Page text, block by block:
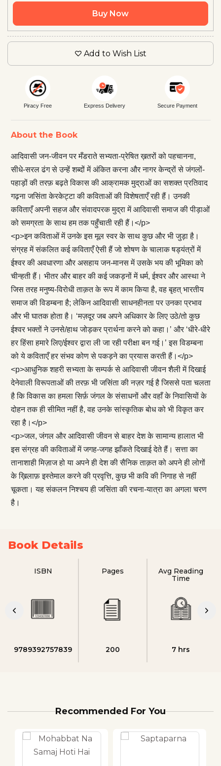
Buy Now
Add to Wish List
Piracy Free Express Delivery Secure Payment
About the Book
आदिवासी जन-जीवन पर मँडराते सभ्यता-प्रेषित ख़तरों को पहचानना,
सीधे-सरल ढंग से उन्हें शब्दों में अंकित करना और नागर केन्द्रों से जंगलों-
पहाड़ों की तरफ़ बढ़ते विकास की आक्रामक मुद्राओं का सशक्त प्रतिवाद
गढ़ना जसिंता केरकेट्टा की कविताओं की विशेषताएँ रही हैं। उनकी
कविताएँ अपनी सहज और संवादपरक मुद्रा में आदिवासी समाज की पीड़ाओं
को समग्रता के साथ हम तक पहुँचाती रही हैं।</p>
<p>इन कविताओं में उनके इस मूल स्वर के साथ कुछ और भी जुड़ा है।
संग्रह में संकलित कई कविताएँ ऐसी हैं जो शोषण के चालाक षड्यंत्रों में
ईश्वर की अवधारणा और असहाय जन-मानस में उसके भय की भूमिका को
चीन्हती हैं। भीतर और बाहर की कई जकड़नों में धर्म, ईश्वर और आस्था ने
जिस तरह मनुष्य-विरोधी ताक़त के रूप में काम किया है, वह बृहत् भारतीय
समाज की विडम्बना है; लेकिन आदिवासी साधनहीनता पर उनका प्रभाव
और भी घातक होता है। ‘मज़दूर जब अपने अधिकार के लिए उठे/तो कुछ
ईश्वर भक्तों ने उनसे/हाथ जोड़कर प्रार्थना करने को कहा।’ और ‘धीरे-धीरे
हर हिंसा हमारे लिए/ईश्वर द्वारा ली जा रही परीक्षा बन गई।’ इस विडम्बना
को ये कविताएँ हर संभव कोण से पकड़ने का प्रयास करती हैं।</p>
<p>आधुनिक शहरी सभ्यता के सम्पर्क से आदिवासी जीवन शैली में दिखाई
देनेवाली विरूपताओं की तरफ़ भी जसिंता की नज़र गई है जिससे पता चलता
है कि विकास का हमला सिर्फ़ जंगल के संसाधनों और वहाँ के निवासियों के
दोहन तक ही सीमित नहीं है, वह उनके सांस्कृतिक बोध को भी विकृत कर
रहा है।</p>
<p>जल, जंगल और आदिवासी जीवन से बाहर देश के सामान्य हालात भी
इस संग्रह की कविताओं में जगह-जगह झाँकते दिखाई देते हैं। सत्ता का
तानाशाही मिज़ाज हो या अपने ही देश की सैनिक ताक़त को अपने ही लोगों
के ख़िलाफ़ इस्तेमाल करने की प्रवृत्ति, कुछ भी कवि की निगाह से नहीं
चूकता। यह संकलन निश्चय ही जसिंता की रचना-यात्रा का अगला चरण
है।
Book Details
ISBN
9789392757839
Pages
200
Avg Reading
Time
7 hrs
Recommended For You